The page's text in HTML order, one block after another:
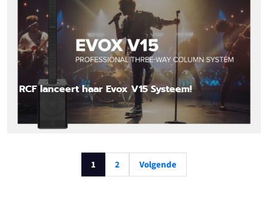
RCF lanceert haar Evox V15 Systeem!
Lees nieuwsbericht
1 2 Volgende